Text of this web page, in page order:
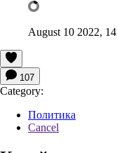
August 10 2022,
107
Category:
Политика
Cancel